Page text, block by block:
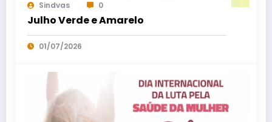
Sindvas 0
Julho Verde e Amarelo
01/07/2026